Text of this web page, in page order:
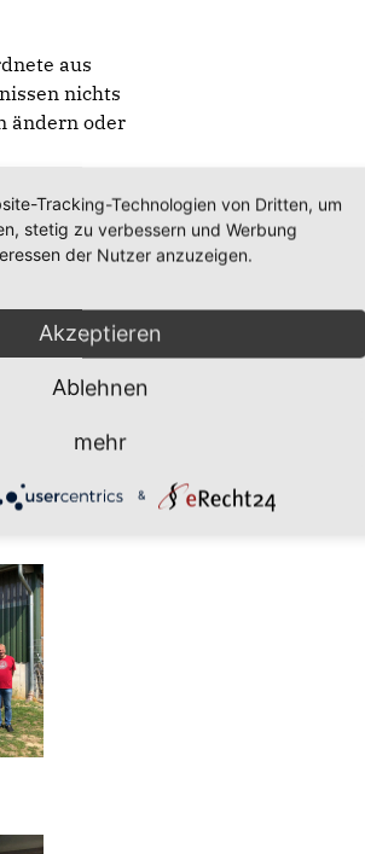
aus
nichts
ändern oder
lange noch?
gilt auch für die
Tracking-Technologien von Dritten, um
stetig zu verbessern und Werbung
der Nutzer anzuzeigen.
Akzeptieren
Ablehnen
mehr
&